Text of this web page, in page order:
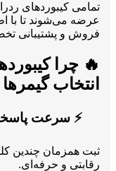
تمامی کیبوردهای
عرضه می‌شوند تا با
فروش و پشتیبانی
🔥 چرا
انتخاب
⚡ سرعت
ثبت همزمان چندین
رقابتی و حرفه‌ای.